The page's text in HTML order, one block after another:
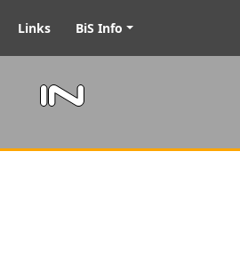
Links BiS Info